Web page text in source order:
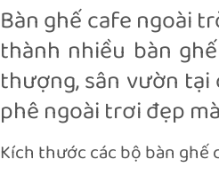
Bàn ghế cafe ngoài
thành nhiều bàn
thượng, sân vườn tại
phê ngoài trơi đẹp
Kích thước các bộ bàn ghế